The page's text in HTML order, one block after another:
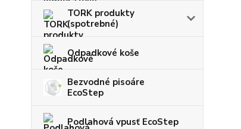
TORK produkty
(spotrebné)
Odpadkové koše
Bezvodné pisoáre
EcoStep
Podlahová vpusť EcoStep